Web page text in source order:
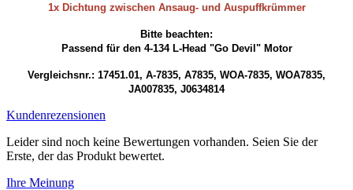
1x Dichtung zwischen Ansaug- und Auspuffkrümmer
Bitte beachten:
Passend für den 4-134 L-Head "Go Devil" Motor
Vergleichsnr.: 17451.01, A-7835, A7835, WOA-7835, WOA7835,
JA007835, J0634814
Kundenrezensionen
Leider sind noch keine Bewertungen vorhanden. Seien Sie der
Erste, der das Produkt bewertet.
Ihre Meinung